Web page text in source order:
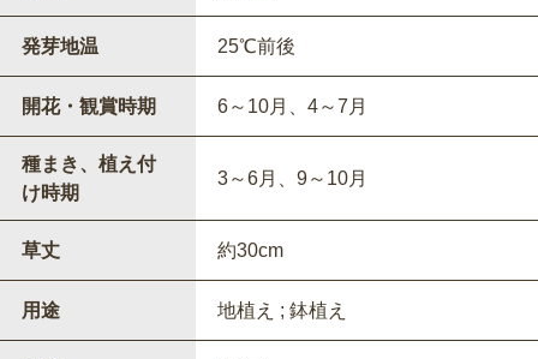
発芽地温 25℃前後
開花・観賞時期 6～10月、4～7月
種まき、植え付
け時期
3～6月、9～10月
草丈 約30cm
用途 地植え ; 鉢植え